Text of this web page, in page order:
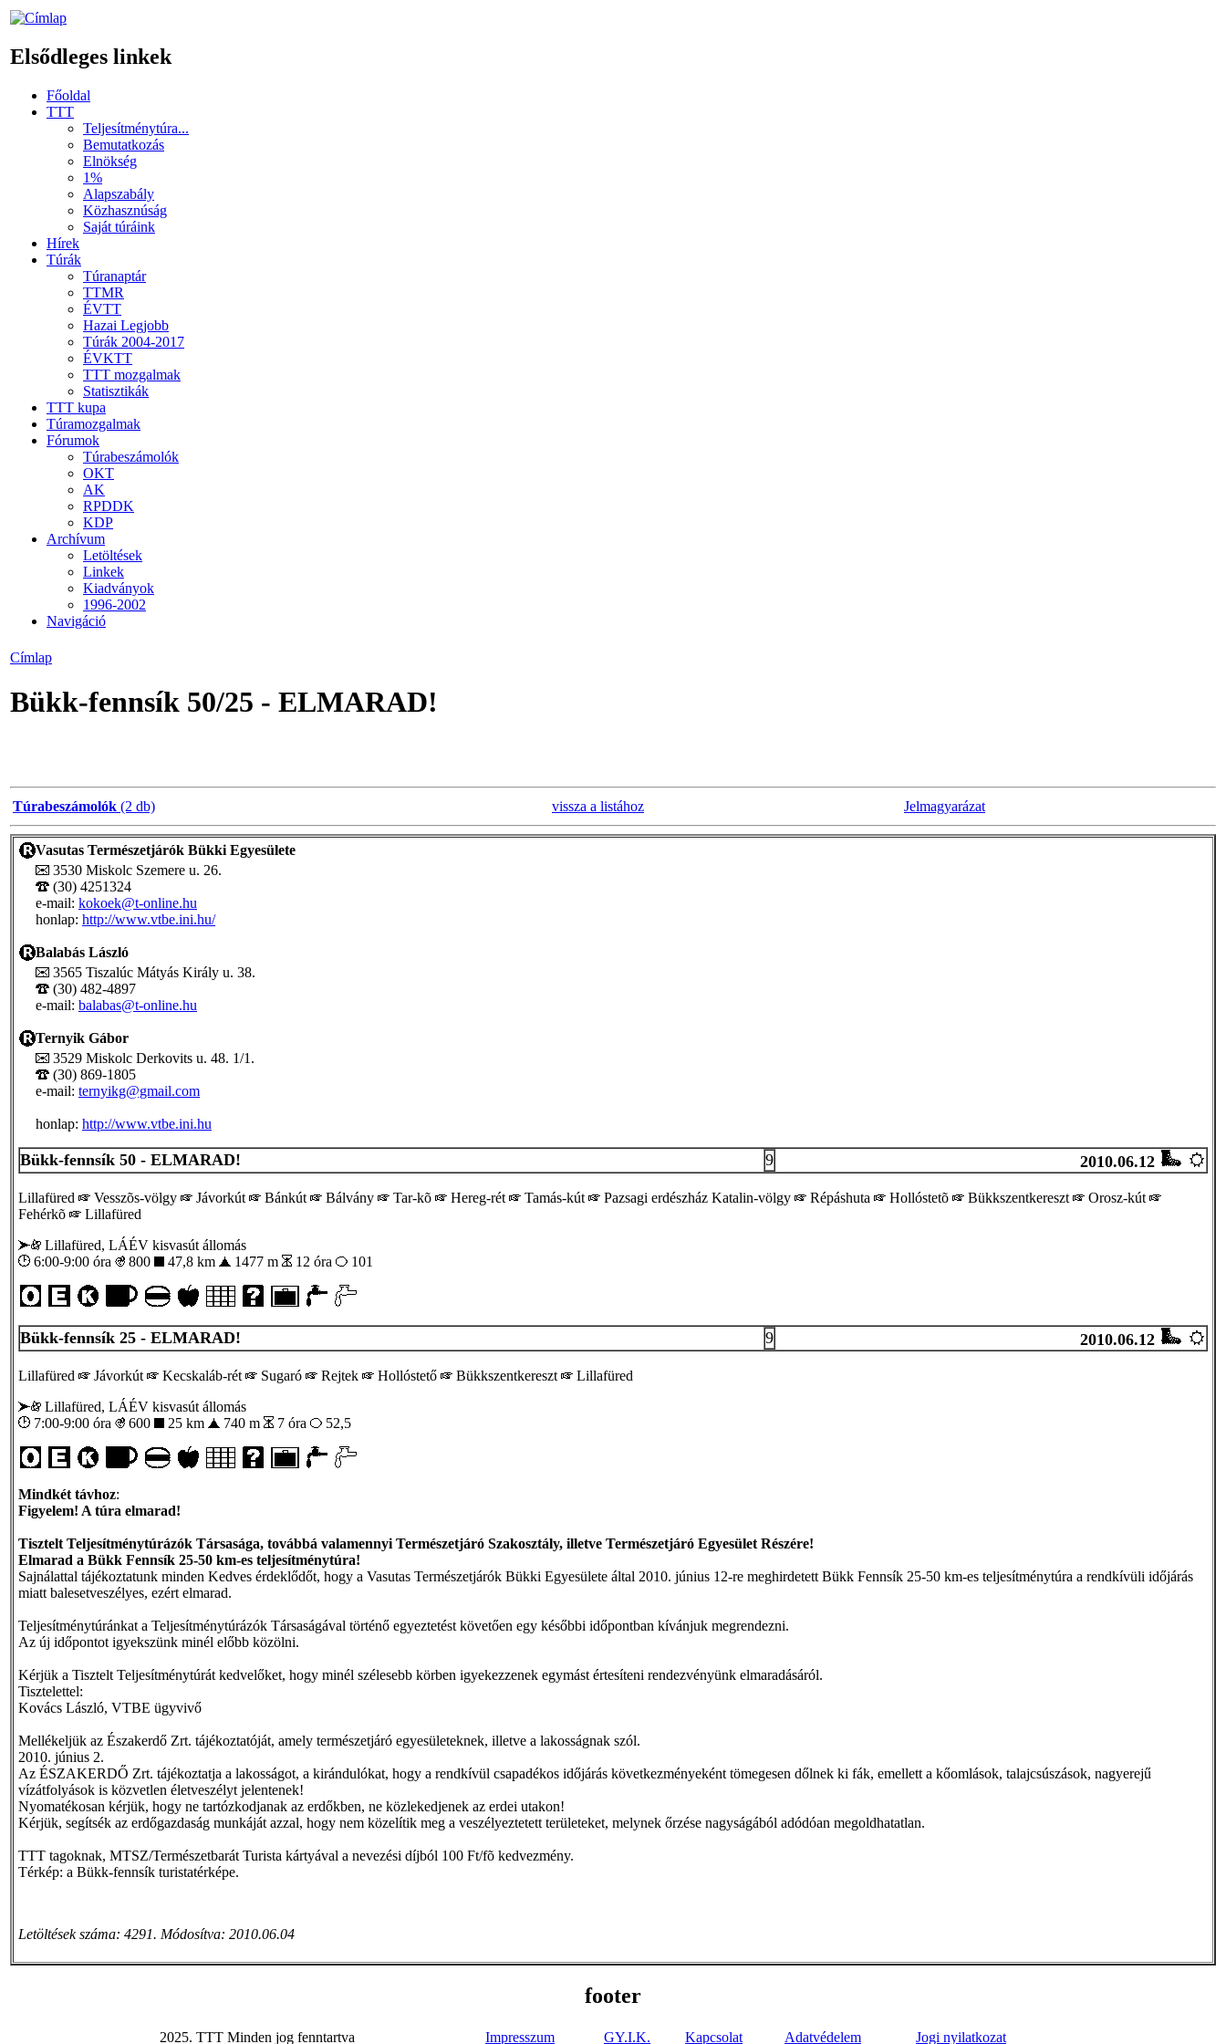
Elsődleges linkek
Főoldal
TTT
Teljesítménytúra...
Bemutatkozás
Elnökség
1%
Alapszabály
Közhasznúság
Saját túráink
Hírek
Túrák
Túranaptár
TTMR
ÉVTT
Hazai Legjobb
Túrák 2004-2017
ÉVKTT
TTT mozgalmak
Statisztikák
TTT kupa
Túramozgalmak
Fórumok
Túrabeszámolók
OKT
AK
RPDDK
KDP
Archívum
Letöltések
Linkek
Kiadványok
1996-2002
Navigáció
Címlap
Bükk-fennsík 50/25 - ELMARAD!
Túrabeszámolók (2 db) vissza a listához Jelmagyarázat
Vasutas Természetjárók Bükki Egyesülete
3530 Miskolc Szemere u. 26.
(30) 4251324
e-mail: kokoek@t-online.hu
honlap: http://www.vtbe.ini.hu/
Balabás László
3565 Tiszalúc Mátyás Király u. 38.
(30) 482-4897
e-mail: balabas@t-online.hu
Ternyik Gábor
3529 Miskolc Derkovits u. 48. 1/1.
(30) 869-1805
e-mail: ternyikg@gmail.com
honlap: http://www.vtbe.ini.hu
Bükk-fennsík 50 - ELMARAD! 9 2010.06.12
Lillafüred Vesszõs-völgy Jávorkút Bánkút Bálvány Tar-kõ Hereg-rét Tamás-kút Pazsagi erdészház Katalin-völgy Répáshuta Hollóstetõ Bükkszentkereszt
Orosz-kút
Fehérkõ
Lillafüred
Lillafüred, LÁÉV kisvasút állomás
6:00-9:00 óra
800 47,8 km 1477 m 12 óra 101
Bükk-fennsík 25 - ELMARAD! 9 2010.06.12
Lillafüred Jávorkút Kecskaláb-rét Sugaró Rejtek Hollóstető Bükkszentkereszt
Lillafüred
Lillafüred, LÁÉV kisvasút állomás
7:00-9:00 óra
600 25 km 740 m 7 óra 52,5
Mindkét távhoz:
Figyelem! A túra elmarad!
Tisztelt Teljesítménytúrázók Társasága, továbbá valamennyi Természetjáró Szakosztály, illetve Természetjáró Egyesület Részére!
Elmarad a Bükk Fennsík 25-50 km-es teljesítménytúra!
Sajnálattal tájékoztatunk minden Kedves érdeklődőt, hogy a Vasutas Természetjárók Bükki Egyesülete által 2010. június 12-re meghirdetett Bükk Fennsík 25-50 km-es teljesítménytúra a rendkívüli időjárás
miatt balesetveszélyes, ezért elmarad.
Teljesítménytúránkat a Teljesítménytúrázók Társaságával történő egyeztetést követően egy későbbi időpontban kívánjuk megrendezni.
Az új időpontot igyekszünk minél előbb közölni.
Kérjük a Tisztelt Teljesítménytúrát kedvelőket, hogy minél szélesebb körben igyekezzenek egymást értesíteni rendezvényünk elmaradásáról.
Tisztelettel:
Kovács László, VTBE ügyvivő
Mellékeljük az Északerdő Zrt. tájékoztatóját, amely természetjáró egyesületeknek, illetve a lakosságnak szól.
2010. június 2.
Az ÉSZAKERDŐ Zrt. tájékoztatja a lakosságot, a kirándulókat, hogy a rendkívül csapadékos időjárás következményeként tömegesen dőlnek ki fák, emellett a kőomlások, talajcsúszások, nagyerejű
vízátfolyások is közvetlen életveszélyt jelentenek!
Nyomatékosan kérjük, hogy ne tartózkodjanak az erdőkben, ne közlekedjenek az erdei utakon!
Kérjük, segítsék az erdőgazdaság munkáját azzal, hogy nem közelítik meg a veszélyeztetett területeket, melynek őrzése nagyságából adódóan megoldhatatlan.
TTT tagoknak, MTSZ/Természetbarát Turista kártyával a nevezési díjból 100 Ft/fõ kedvezmény.
Térkép: a Bükk-fennsík turistatérképe.
Letöltések száma: 4291. Módosítva: 2010.06.04
footer
2025. TTT Minden jog fenntartva Impresszum GY.I.K. Kapcsolat Adatvédelem Jogi nyilatkozat